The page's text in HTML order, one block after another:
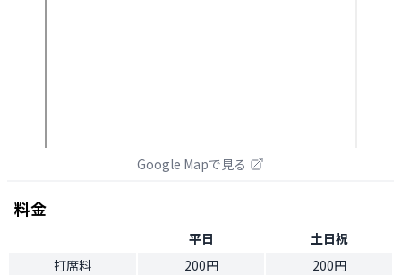
Google Mapで見る
料金
平日
土日祝
打席料
200円
200円